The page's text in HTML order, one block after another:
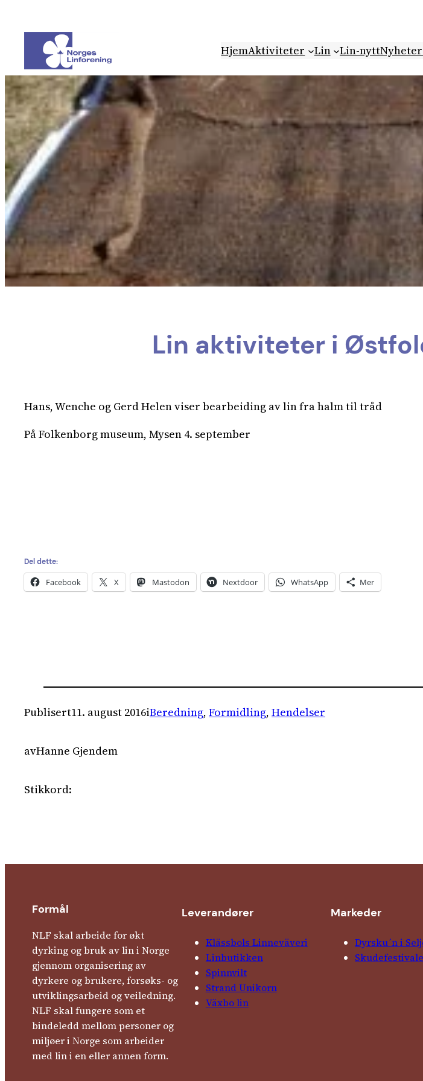
innhold
HjemAktiviteter Lin Lin-nyttNyheter
Lin aktiviteter i
Hans, Wenche og Gerd Helen viser bearbeiding av lin fra halm til tråd
På Folkenborg museum, Mysen 4. september
Del dette:
Facebook X Mastodon Nextdoor WhatsApp Mer
Publisert11. august 2016iBeredning, Formidling, Hendelser
avHanne Gjendem
Stikkord:
Formål
NLF skal arbeide for økt
dyrking og bruk av lin i Norge
gjennom organisering av
dyrkere og brukere, forsøks- og
utviklingsarbeid og veiledning.
NLF skal fungere som et
bindeledd mellom personer og
miljøer i Norge som arbeider
med lin i en eller annen form.
Leverandører
Klässbols Linne­väveri
Linbutikken
Spinnvilt
Strand Unikorn
Växbo lin
Markeder
Dyrsku´n i